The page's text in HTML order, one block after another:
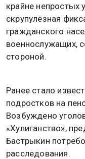
крайне непростых
скрупулёзная
гражданского
военнослужащих,
стороной.
Ранее стало
подростков на
Возбуждено
«Хулиганство»,
Бастрыкин
расследования.